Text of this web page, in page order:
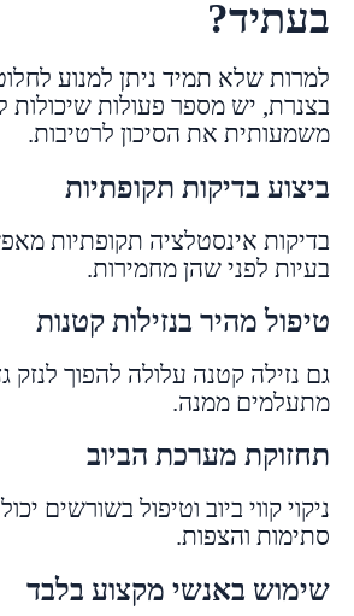
בעתיד?
למרות שלא תמיד ניתן למנוע
בצנרת, יש מספר פעולות שיכולות
משמעותית את הסיכון לרטיבות.
ביצוע בדיקות תקופתיות
בדיקות אינסטלציה תקופתיות
בעיות לפני שהן מחמירות.
טיפול מהיר בנזילות קטנות
גם נזילה קטנה עלולה להפוך לנזק
מתעלמים ממנה.
תחזוקת מערכת הביוב
ניקוי קווי ביוב וטיפול בשורשים
סתימות והצפות.
שימוש באנשי מקצוע בלבד